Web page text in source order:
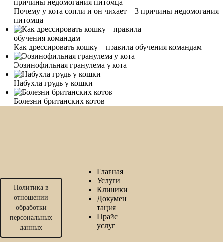
Почему у кота сопли и он чихает – 3 причины недомогания
питомца
Как дрессировать кошку – правила обучения командам
Эозинофильная гранулема у кота
Набухла грудь у кошки
Болезни британских котов
Политика в
отношении
обработки
персональных
данных
Главная
Услуги
Клиники
Докумен
тация
Прайс
услуг